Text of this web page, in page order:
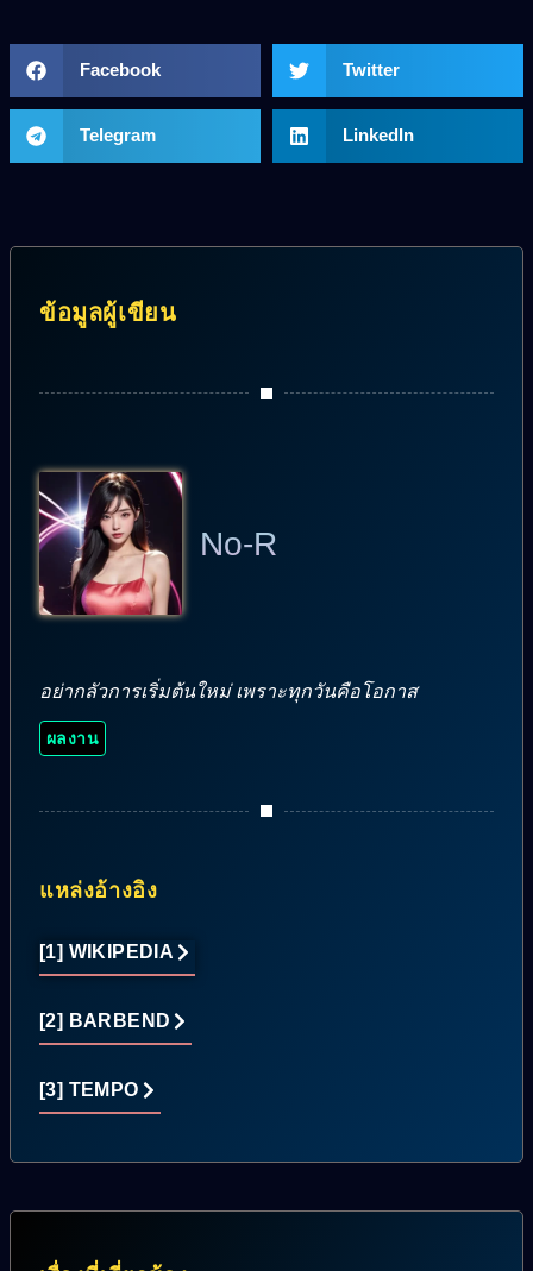
Facebook Twitter
Telegram LinkedIn
ข้อมูลผู้เขียน
No-R
อย่ากลัวการเริ่มต้นใหม่ เพราะทุกวันคือโอกาส
ผลงาน
แหล่งอ้างอิง
[1] WIKIPEDIA
[2] BARBEND
[3] TEMPO